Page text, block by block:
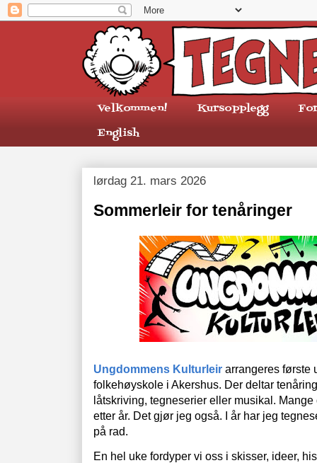
Velkommen! Kursopplegg
English
lørdag 21. mars 2026
Sommerleir for tenåringer
Ungdommens Kulturleir arrangeres første
folkehøyskole i Akershus. Der deltar
låtskriving, tegneserier eller musikal.
etter år. Det gjør jeg også. I år har jeg
på rad.
En hel uke fordyper vi oss i skisser, ideer,